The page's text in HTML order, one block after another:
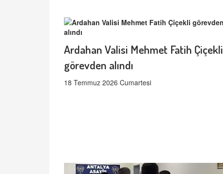
Ardahan Valisi Mehmet Fatih Çiçekli
görevden alındı
18 Temmuz 2026 Cumartesi